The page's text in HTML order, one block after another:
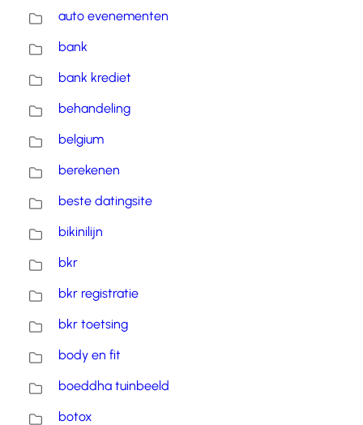
auto evenementen
bank
bank krediet
behandeling
belgium
berekenen
beste datingsite
bikinilijn
bkr
bkr registratie
bkr toetsing
body en fit
boeddha tuinbeeld
botox